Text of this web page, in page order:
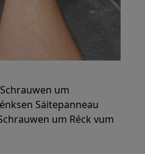
um
Säitepanneau
um Réck vum